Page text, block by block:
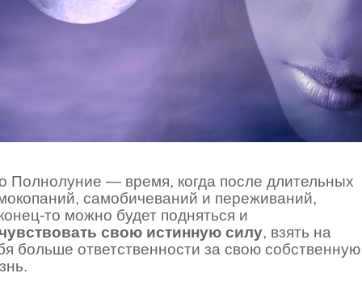
Полнолуние — время, когда после длительных
самобичеваний и переживаний,
то можно будет подняться и
свою истинную силу, взять на
больше ответственности за свою собственную